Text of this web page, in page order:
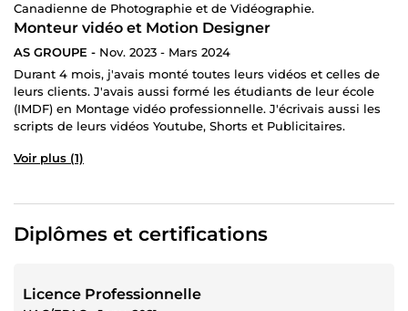
Canadienne de Photographie et de Vidéographie.
Monteur vidéo et Motion Designer
AS GROUPE - Nov. 2023 - Mars 2024
Durant 4 mois, j'avais monté toutes leurs vidéos et celles de
leurs clients. J'avais aussi formé les étudiants de leur école
(IMDF) en Montage vidéo professionnelle. J'écrivais aussi les
scripts de leurs vidéos Youtube, Shorts et Publicitaires.
Voir plus (1)
Diplômes et certifications
Licence Professionnelle